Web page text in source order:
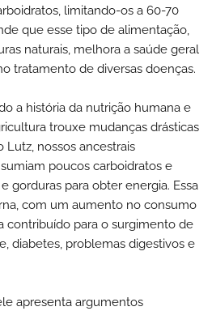
limitando-os a 60-70
que esse tipo de alimentação,
naturais, melhora a saúde geral
tratamento de diversas doenças.
a história da nutrição humana e
trouxe mudanças drásticas
Lutz, nossos ancestrais
poucos carboidratos e
gorduras para obter energia. Essa
com um aumento no consumo
contribuído para o surgimento de
diabetes, problemas digestivos e
apresenta argumentos